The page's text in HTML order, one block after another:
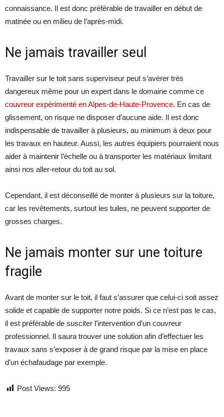
connaissance. Il est donc préférable de travailler en début de
matinée ou en milieu de l’après-midi.
Ne jamais travailler seul
Travailler sur le toit sans superviseur peut s’avérer très
dangereux même pour un expert dans le domaine comme ce
couvreur expérimenté en Alpes-de-Haute-Provence. En cas de
glissement, on risque ne disposer d’aucune aide. Il est donc
indispensable de travailler à plusieurs, au minimum à deux pour
les travaux en hauteur. Aussi, les autres équipiers pourraient nous
aider à maintenir l’échelle ou à transporter les matériaux limitant
ainsi nos aller-retour du toit au sol.
Cependant, il est déconseillé de monter à plusieurs sur la toiture,
car les revêtements, surtout les tuiles, ne peuvent supporter de
grosses charges.
Ne jamais monter sur une toiture
fragile
Avant de monter sur le toit, il faut s’assurer que celui-ci soit assez
solide et capable de supporter notre poids. Si ce n’est pas le cas,
il est préférable de susciter l’intervention d’un couvreur
professionnel. Il saura trouver une solution afin d’effectuer les
travaux sans s’exposer à de grand risque par la mise en place
d’un échafaudage par exemple.
Post Views: 995